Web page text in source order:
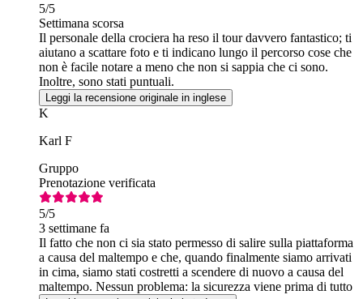
5/5
Settimana scorsa
Il personale della crociera ha reso il tour davvero fantastico; ti
aiutano a scattare foto e ti indicano lungo il percorso cose che
non è facile notare a meno che non si sappia che ci sono.
Inoltre, sono stati puntuali.
Leggi la recensione originale in inglese
K
Karl F
Gruppo
Prenotazione verificata
5/5
3 settimane fa
Il fatto che non ci sia stato permesso di salire sulla piattaforma
a causa del maltempo e che, quando finalmente siamo arrivati
in cima, siamo stati costretti a scendere di nuovo a causa del
maltempo. Nessun problema: la sicurezza viene prima di tutto